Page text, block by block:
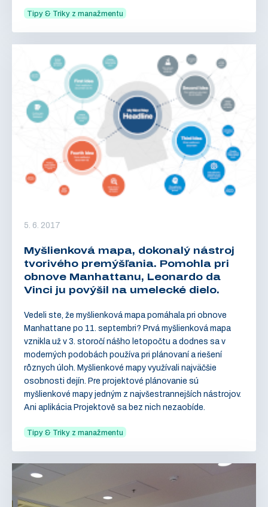
Tipy & Triky z manažmentu
5. 6. 2017
Myšlienková mapa, dokonalý nástroj
tvorivého premýšľania. Pomohla pri
obnove Manhattanu, Leonardo da
Vinci ju povýšil na umelecké dielo.
Vedeli ste, že myšlienková mapa pomáhala pri obnove
Manhattane po 11. septembri? Prvá myšlienková mapa
vznikla už v 3. storočí nášho letopočtu a dodnes sa v
moderných podobách používa pri plánovaní a riešení
rôznych úloh. Myšlienkové mapy využívali najväčšie
osobnosti dejín. Pre projektové plánovanie sú
myšlienkové mapy jedným z najvšestrannejších nástrojov.
Ani aplikácia Projektově sa bez nich nezaobíde.
Tipy & Triky z manažmentu